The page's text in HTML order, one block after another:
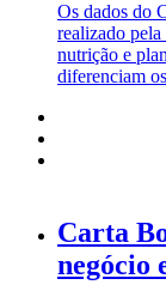
Os dados do
realizado
nutrição e
diferenciam
Carta
negócio